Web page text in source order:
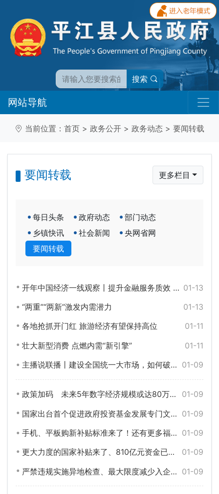
搜索
网站导航
当前位置： 首页 > 政务公开 > 政务动态 > 要闻转载
要闻转载 更多栏目
每日头条 政府动态
部门动态
乡镇快讯
社会新闻
央网省网
要闻转载
01-13
开年中国经济一线观察丨提升金融服务质效 为高质量发展注入“活水”
01-13
“两重”“两新”激发内需潜力
01-11
各地抢抓开门红 旅游经济有望保持高位
01-11
壮大新型消费 点燃内需“新引擎”
01-09
主播说联播丨建设全国统一大市场，如何破？怎么立？
01-09
政策加码 未来5年数字经济规模或达80万亿元
01-09
国家出台首个促进政府投资基金发展专门文件，有何看点？
01-09
手机、平板购新补贴标准来了！还有更多福利→
01-09
更大力度的国家补贴来了、810亿元资金已下达……五部门最新发声
01-09
严禁违规实施异地检查、最大限度减少入企检查频次……最新发布